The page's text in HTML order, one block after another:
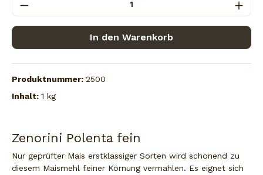
In den Warenkorb
Produktnummer: 2500
Inhalt: 1 kg
Zenorini Polenta fein
Nur geprüfter Mais erstklassiger Sorten wird schonend zu
diesem Maismehl feiner Körnung vermahlen. Es eignet sich